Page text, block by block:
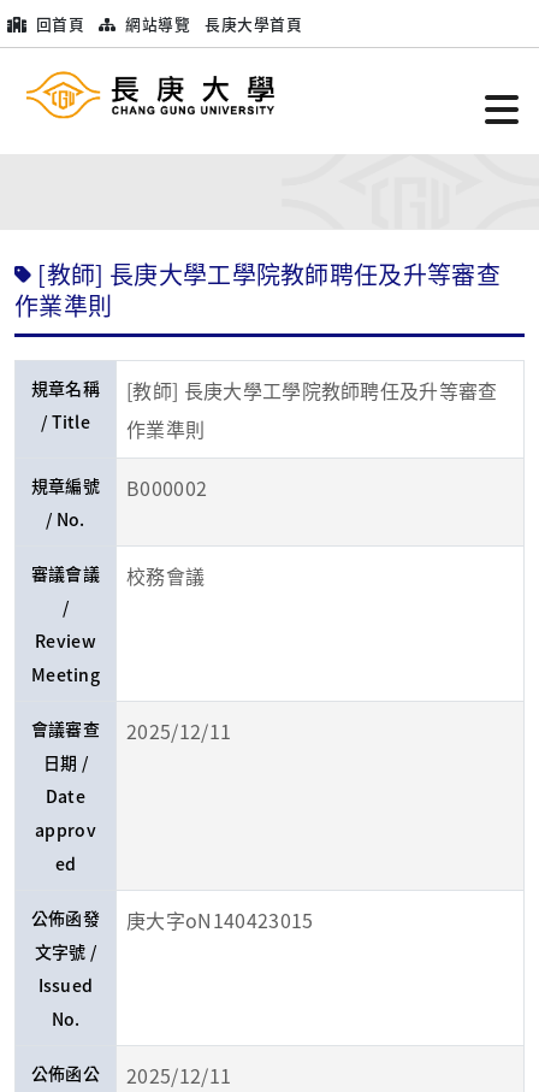
回首頁 網站導覽 長庚大學首頁
[教師] 長庚大學工學院教師聘任及升等審查
作業準則
規章名稱
/ Title
[教師] 長庚大學工學院教師聘任及升等審查
作業準則
規章編號
/ No.
B000002
審議會議
/
Review
Meeting
校務會議
會議審查
日期 /
Date
approv
ed
2025/12/11
公佈函發
文字號 /
Issued
No.
庚大字oN140423015
公佈函公
2025/12/11